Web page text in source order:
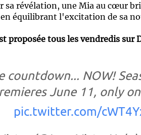
sa révélation, une Mia au cœur
équilibrant l'excitation de sa
proposée tous les vendredis sur
countdown... NOW!
June 11, only on
pic.twitter.com/